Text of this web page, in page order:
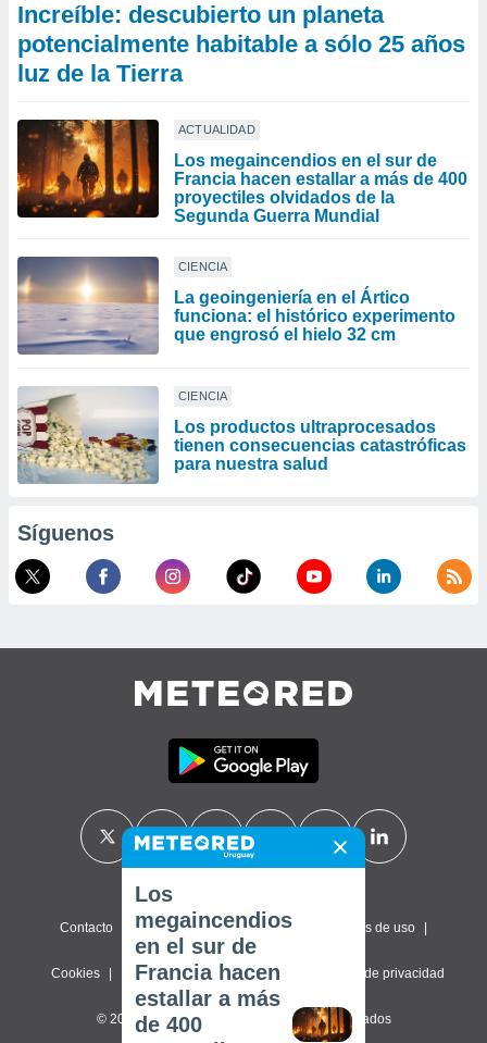
Increíble: descubierto un planeta
potencialmente habitable a sólo 25 años
luz de la Tierra
ACTUALIDAD
Los megaincendios en el sur de
Francia hacen estallar a más de 400
proyectiles olvidados de la
Segunda Guerra Mundial
CIENCIA
La geoingeniería en el Ártico
funciona: el histórico experimento
que engrosó el hielo 32 cm
CIENCIA
Los productos ultraprocesados ​​
tienen consecuencias catastróficas
para nuestra salud
Síguenos
Contacto Sobre nosotros FAQ Términos de uso
Cookies Política de privacidad Configuración de privacidad
© 2026 Meteored. Todos los derechos reservados
Los
megaincendios
en el sur de
Francia hacen
estallar a más
de 400